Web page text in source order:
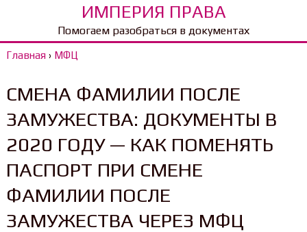
ИМПЕРИЯ ПРАВА
Помогаем разобраться в документах
Главная› МФЦ
СМЕНА ФАМИЛИИ ПОСЛЕ
ЗАМУЖЕСТВА: ДОКУМЕНТЫ В
2020 ГОДУ — КАК ПОМЕНЯТЬ
ПАСПОРТ ПРИ СМЕНЕ
ФАМИЛИИ ПОСЛЕ
ЗАМУЖЕСТВА ЧЕРЕЗ МФЦ